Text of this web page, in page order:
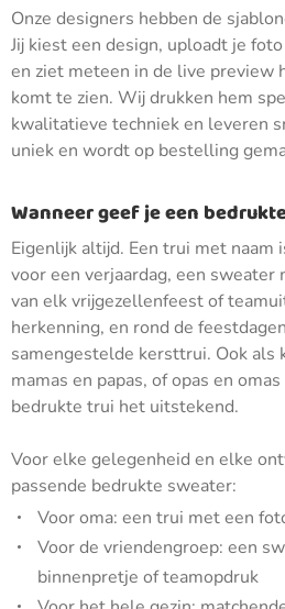
Onze designers hebben de
Jij kiest een design, uploadt je
en ziet meteen in de live preview
komt te zien. Wij drukken hem
kwalitatieve techniek en leveren
uniek en wordt op bestelling
Wanneer geef je een
Eigenlijk altijd. Een trui met naam
voor een verjaardag, een
van elk vrijgezellenfeest of
herkenning, en rond de
samengestelde kersttrui. Ook als
mamas en papas, of opas en
bedrukte trui het uitstekend.
Voor elke gelegenheid en elke
passende bedrukte sweater:
Voor oma: een trui met een
Voor de vriendengroep: een
binnenpretje of teamopdruk